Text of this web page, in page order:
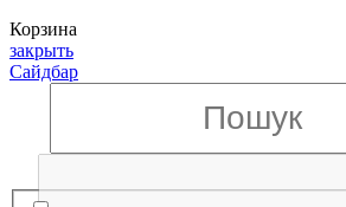
Корзина
закрыть
Сайдбар